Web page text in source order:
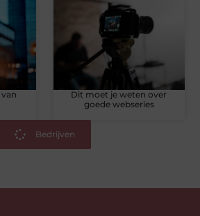
Dit moet je weten over
goede webseries
Bedrijven